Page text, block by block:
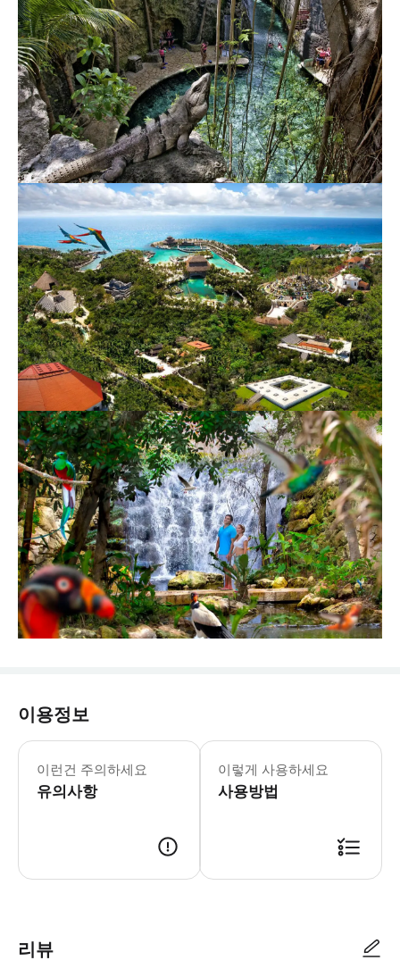
이용정보
이런건 주의하세요
유의사항
이렇게 사용하세요
사용방법
리뷰